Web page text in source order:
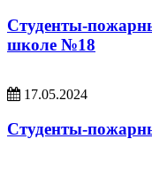
Студенты-
школе №18
17.05.2024
Студенты-